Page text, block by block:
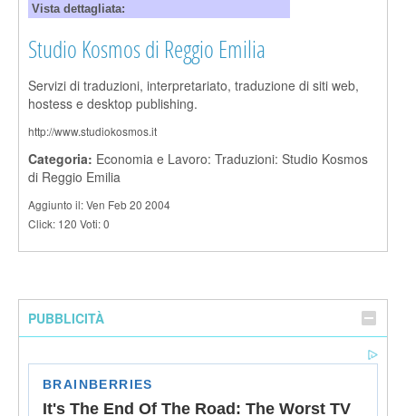
Vista dettagliata:
Studio Kosmos di Reggio Emilia
Servizi di traduzioni, interpretariato, traduzione di siti web,
hostess e desktop publishing.
http://www.studiokosmos.it
Categoria: Economia e Lavoro: Traduzioni: Studio Kosmos
di Reggio Emilia
Aggiunto il: Ven Feb 20 2004
Click: 120 Voti: 0
PUBBLICITÀ